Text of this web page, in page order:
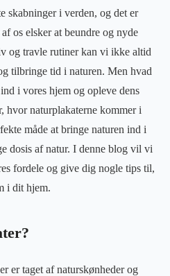
skabninger i verden, og det er
os elsker at beundre og nyde
og travle rutiner kan vi ikke altid
tilbringe tid i naturen. Men hvad
i vores hjem og opleve dens
hvor naturplakaterne kommer i
måde at bringe naturen ind i
dosis af natur. I denne blog vil vi
fordele og give dig nogle tips til,
i dit hjem.
er taget af naturskønheder og